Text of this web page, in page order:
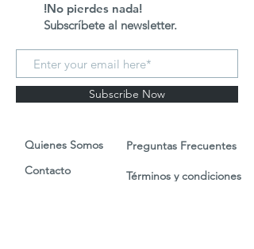
!No pierdes nada!
Subscríbete al newsletter.
Subscribe Now
Quienes Somos
Contacto
Preguntas Frecuentes
Términos y condiciones